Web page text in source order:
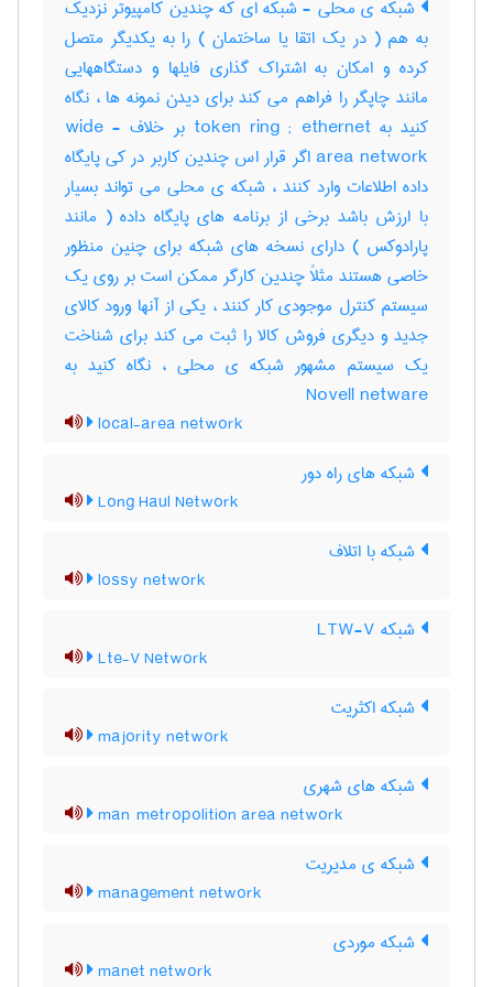
شبکه ی محلی - شبکه ای که چندین کامپیوتر نزدیک
به هم ( در یک اتقا یا ساختمان ) را به یکدیگر متصل
کرده و امکان به اشتراک گذاری فایلها و دستگاههایی
مانند چاپگر را فراهم می کند برای دیدن نمونه ها ، نگاه
کنید به token ring ; ethernet بر خلاف wide -
area network اگر قرار اس چندین کاربر در کی پایگاه
داده اطلاعات وارد کنند ، شبکه ی محلی می تواند بسیار
با ارزش باشد برخی از برنامه های پایگاه داده ( مانند
پارادوکس ) دارای نسخه های شبکه برای چنین منظور
خاصی هستند مثلاً چندین کارگر ممکن است بر روی یک
سیستم کنترل موجودی کار کنند ، یکی از آنها ورود کالای
جدید و دیگری فروش کالا را ثبت می کند برای شناخت
یک سیستم مشهور شبکه ی محلی ، نگاه کنید به
Novell netware
local-area network
شبکه های راه دور
Long Haul Network
شبکه با اتلاف
lossy network
شبکه LTW-V
Lte-V Network
شبکه اکثریت
majority network
شبکه های شهری
man metropolition area network
شبکه ی مدیریت
management network
شبکه موردی
manet network